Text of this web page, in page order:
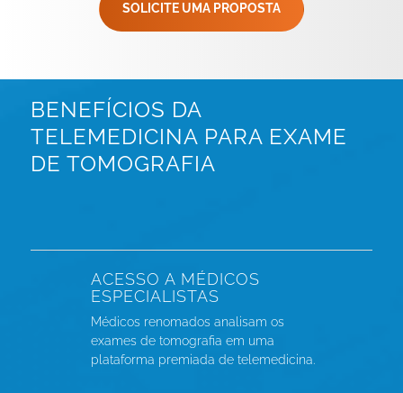
SOLICITE UMA PROPOSTA
BENEFÍCIOS DA
TELEMEDICINA PARA EXAME
DE TOMOGRAFIA
ACESSO A MÉDICOS
ESPECIALISTAS
Médicos renomados analisam os
exames de tomografia em uma
plataforma premiada de telemedicina.